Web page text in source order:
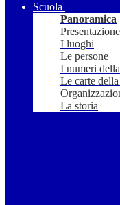
Scuola
Panoramica
Presentazione
I luoghi
Le persone
I numeri
Le carte
La storia